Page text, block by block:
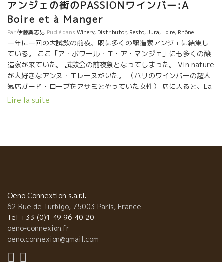
アンジェの街のPASSIONワインバー:A
Boire et à Manger
Par伊藤與志男 Publié dans Winery, Distributor, Resto,Jura, Loire, Rhône
一年に一回の大試飲の前夜、既に多くの醸造家アンジェに結集し
ている。 ここ「ア・ボワール・エ・ア・マンジェ」にも多くの醸
造家が来ていた。 試飲会の前夜祭となってしまった。 Vin nature
が大好きなアンヌ・エレーヌがいた。 （パリのワインバーの超人
気店ガード・ローブをアサミとやっていた女性） 店に入ると、La
vie est belle ?が聞こえてきた。そう、あのステファン・ティソ
Lire la suite
Oeno Connextion s.a.r.l.
62 Rue de Turbigo, 75003 Paris, France
Tel +33 (0)1 49 96 40 20
oeno-connexion.fr
oeno.connexion@gmail.com